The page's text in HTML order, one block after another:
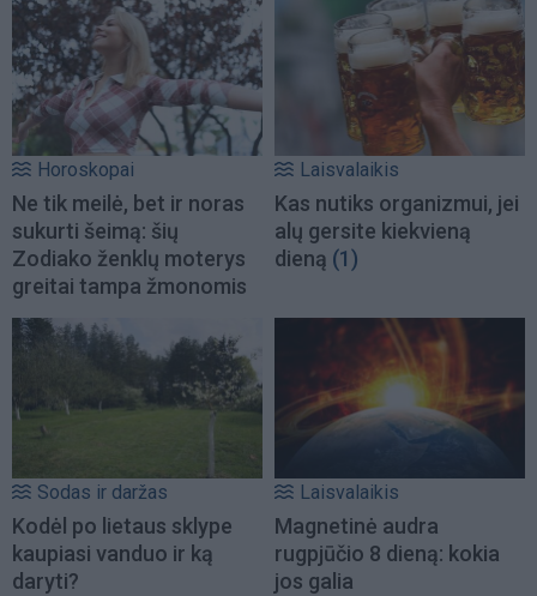
Horoskopai
Ne tik meilė, bet ir noras
sukurti šeimą: šių
Zodiako ženklų moterys
greitai tampa žmonomis
Laisvalaikis
Kas nutiks organizmui, jei
alų gersite kiekvieną
dieną (1)
Sodas ir daržas
Kodėl po lietaus sklype
kaupiasi vanduo ir ką
daryti?
Laisvalaikis
Magnetinė audra
rugpjūčio 8 dieną: kokia
jos galia